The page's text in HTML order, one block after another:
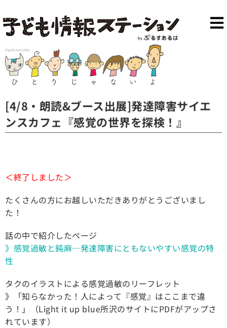
[4/8・朗読&ブース出展]発達障害サイエ
ンスカフェ『感覚の世界を探検！』
＜終了しました＞
たくさんの方にお越しいただきありがとうございまし
た！
話の中で紹介したページ
》感覚過敏と鈍麻─発達障害にともないやすい感覚の特
性
タクのイラストによる感覚過敏のリーフレット
》「知らなかった！人によって『感覚』はここまで違
う！」（Light it up blue所沢のサイトにPDFがアップさ
れています）